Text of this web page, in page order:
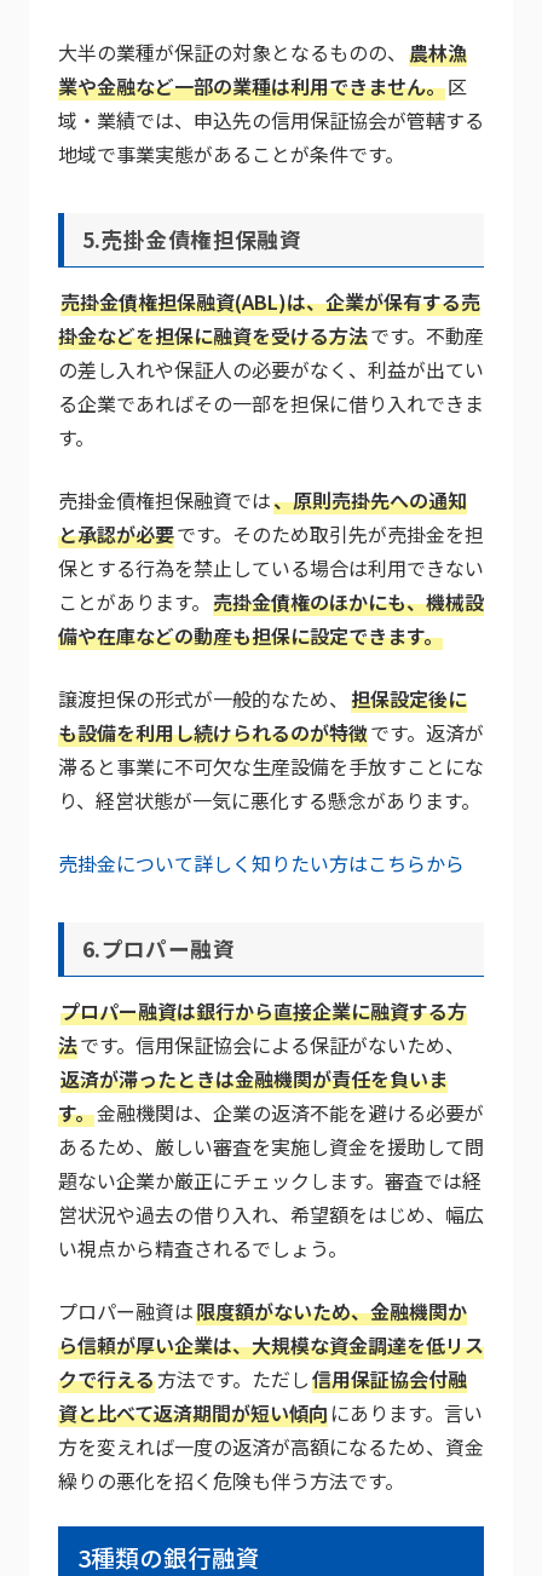
大半の業種が保証の対象となるものの、 農林漁
業や金融など一部の業種は利用できません。区
域・業績では、申込先の信用保証協会が管轄する
地域で事業実態があることが条件です。
5.売掛金債権担保融資
売掛金債権担保融資(ABL)は、企業が保有する売
掛金などを担保に融資を受ける方法です。不動産
の差し入れや保証人の必要がなく、利益が出てい
る企業であればその一部を担保に借り入れできま
す。
売掛金債権担保融資では、原則売掛先への通知
と承認が必要です。そのため取引先が売掛金を担
保とする行為を禁止している場合は利用できない
ことがあります。 売掛金債権のほかにも、機械設
備や在庫などの動産も担保に設定できます。
譲渡担保の形式が一般的なため、 担保設定後に
も設備を利用し続けられるのが特徴です。返済が
滞ると事業に不可欠な生産設備を手放すことにな
り、経営状態が一気に悪化する懸念があります。
売掛金について詳しく知りたい方はこちらから
6.プロパー融資
プロパー融資は銀行から直接企業に融資する方
法です。信用保証協会による保証がないため、
返済が滞ったときは金融機関が責任を負いま
す。金融機関は、企業の返済不能を避ける必要が
あるため、厳しい審査を実施し資金を援助して問
題ない企業か厳正にチェックします。審査では経
営状況や過去の借り入れ、希望額をはじめ、幅広
い視点から精査されるでしょう。
プロパー融資は限度額がないため、金融機関か
ら信頼が厚い企業は、大規模な資金調達を低リス
クで行える方法です。ただし信用保証協会付融
資と比べて返済期間が短い傾向にあります。言い
方を変えれば一度の返済が高額になるため、資金
繰りの悪化を招く危険も伴う方法です。
3種類の銀行融資